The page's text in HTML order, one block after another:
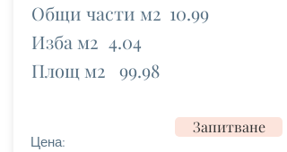
Общи части м2
Изба м2
Площ м2
10.99
4.04
99.98
Цена:
Запитване